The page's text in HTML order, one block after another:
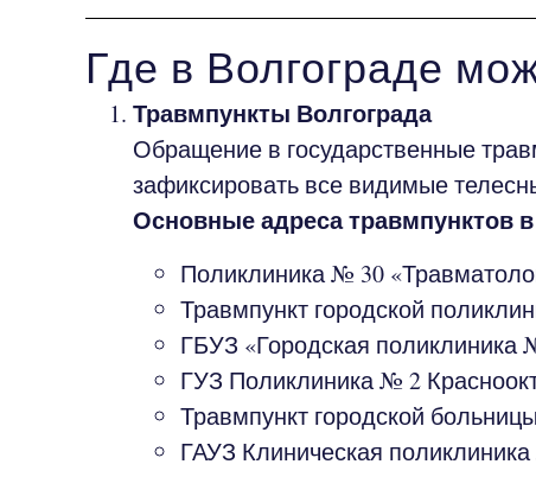
Где в Волгограде
Травмпункты Волгограда
Обращение в государственные
зафиксировать все видимые
Основные адреса травмпунктов
Поликлиника № 30
Травмпункт городской
ГБУЗ «Городская поликлиника
ГУЗ Поликлиника № 2
Травмпункт городской
ГАУЗ Клиническая